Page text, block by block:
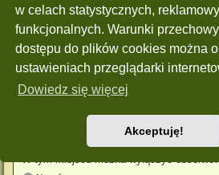
w celach statystycznych,
funkcjonalnych. Warunki
dostępu do plików cookies można
ustawieniach przeglądarki
Dowiedz się więcej
Akceptuję!
Jak obserwować wybrane forum?
Aby obserwować wybrane forum, należy
znajdujący się na dole strony.
Na górę
W jaki sposób usunąć obserwowanie
Aby wyłączyć funkcję obserwowania
do panelu zarządzania kontem i następnie
W tym miejscu można wyłączyć